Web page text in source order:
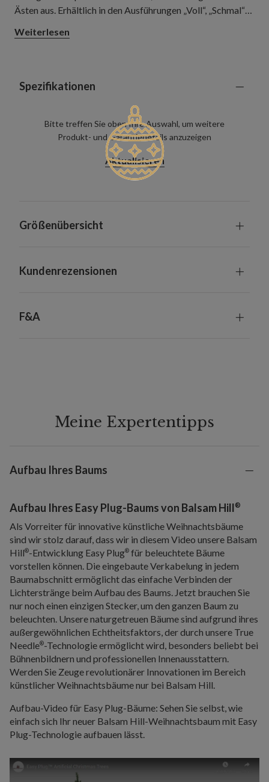
Ästen aus. Erhältlich in den Ausführungen „Voll“, „Schmal“
kompakten Zimmern und Essbereichen bis hin zu offenen
kommt.
Weiterlesen
Spezifikationen
Bitte treffen Sie oben Ihre Auswahl, um weitere
Produkt- und Garantiedetails anzuzeigen
Aktualisieren
Größenübersicht
Kundenrezensionen
F&A
Meine Expertentipps
Aufbau Ihres Baums
Aufbau Ihres Easy Plug-Baums von Balsam Hill®
Als Vorreiter für innovative künstliche Weihnachtsbäume
sind wir stolz darauf, dass wir in diesem Video unsere Balsam
Hill®-Entwicklung Easy Plug® für beleuchtete Bäume
vorstellen können. Die eingebaute Verkabelung in jedem
Baumabschnitt ermöglicht das einfache Verbinden der
Lichterstränge beim Aufbau des Baums. Jetzt brauchen Sie
nur noch einen einzigen Stecker, um den ganzen Baum zu
beleuchten. Unsere naturgetreuen Bäume sind aufgrund ihres
außergewöhnlichen Echtheitsfaktors, der durch unsere True
Needle®-Technologie ermöglicht wird, besonders beliebt bei
Bühnenbildnern und professionellen Innenausstattern.
Werden Sie Zeuge revolutionärer Innovationen im Bereich
künstlicher Weihnachtsbäume nur bei Balsam Hill.
Aufbau-Video für Easy Plug-Bäume: Sehen Sie selbst, wie
einfach sich Ihr neuer Balsam Hill-Weihnachtsbaum mit Easy
Plug-Technologie aufbauen lässt.